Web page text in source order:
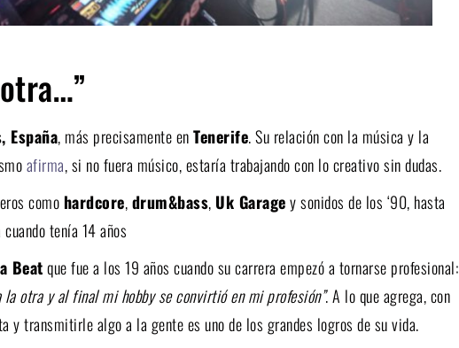
España, más precisamente enTenerife. Su relación con la música y la
afirma, si no fuera músico, estaría trabajando con lo creativo sin dudas.
como hardcore,drum&bass, Uk Garagey sonidos de los ‘90, hasta
tenía 14 años
Beatque fue a los 19 años cuando su carrera empezó a tornarse profesional:
la otra y al final mi hobby se convirtió en mi profesión”. A lo que agrega, con
y transmitirle algo a la gente es uno de los grandes logros de su vida.